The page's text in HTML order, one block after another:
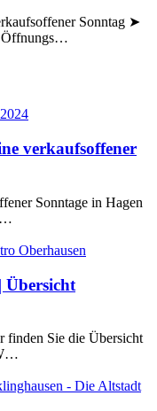
Sonntag ➤
Öffnungs…
verkaufsoffener
Sonntage in Hagen
Übersicht
finden Sie die Übersicht